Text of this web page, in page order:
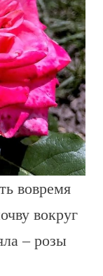
вовремя
вокруг
– розы